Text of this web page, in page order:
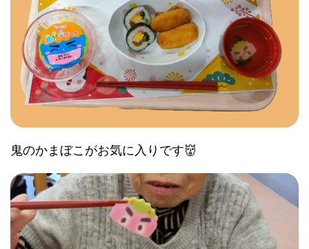
鬼のかまぼこがお気に入りです👹